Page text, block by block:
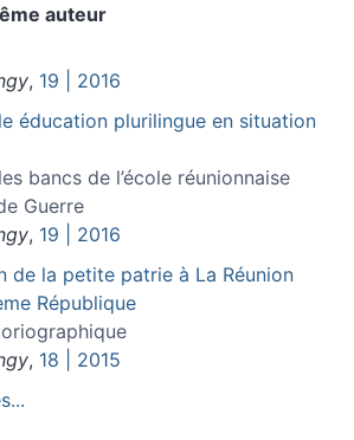
auteur
, 19 | 2016
éducation plurilingue en situation
bancs de l’école réunionnaise
Guerre
, 19 | 2016
de la petite patrie à La Réunion
République
, 18 | 2015